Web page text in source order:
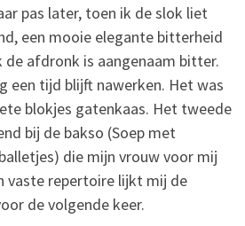
pas later, toen ik de slok liet
een mooie elegante bitterheid
afdronk is aangenaam bitter.
een tijd blijft nawerken. Het was
blokjes gatenkaas. Het tweede
bij de bakso (Soep met
die mijn vrouw voor mij
vaste repertoire lijkt mij de
de volgende keer.